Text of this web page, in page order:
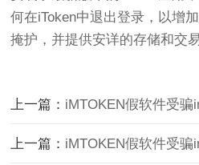
何在iToken中退出登录，以增
掩护，并提供安详的存储和交易
上一篇： iMTOKEN假软件受骗im
上一篇： iMTOKEN假软件受骗im